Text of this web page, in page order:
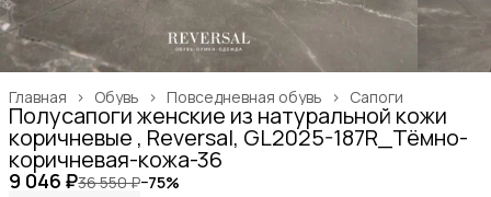
Сапоги
Повседневная обувь ›
Обувь ›
Главная ›
Полусапоги женские из натуральной кожи
коричневые , Reversal, GL2025-187R_Тёмно-
коричневая-кожа-36
9 046 ₽36 550 ₽−75%